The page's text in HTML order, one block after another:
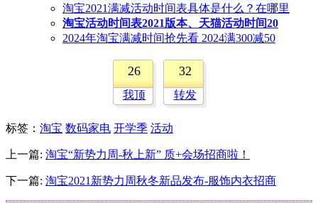
淘宝2021满减活动时间表具体是什么？在哪里
淘宝活动时间表2021版本、天猫活动时间20
2024年淘宝满减时间抢先看 2024满300减50
26
我顶
32
转发
标签 ： 淘宝 数码家电 开学季 活动
上一篇: 淘宝“新势力周-秋上新” 质+会场招商啦！
下一篇: 淘宝2021新势力周秋冬新品发布-服饰内衣招商